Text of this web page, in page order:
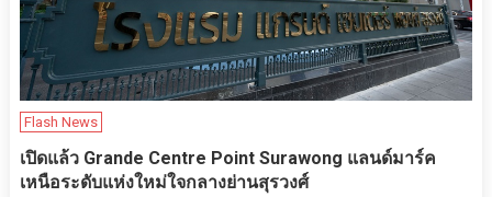
Flash News
เปิดแล้ว Grande Centre Point Surawong แลนด์มาร์ค
เหนือระดับแห่งใหม่ใจกลางย่านสุรวงศ์